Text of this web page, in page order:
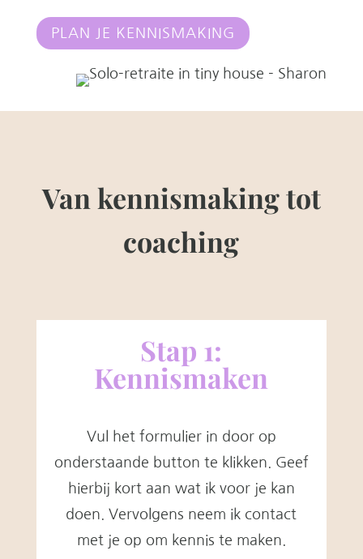
PLAN JE KENNISMAKING
Van kennismaking tot
coaching
Stap 1:
Kennismaken
Vul het formulier in door op
onderstaande button te klikken. Geef
hierbij kort aan wat ik voor je kan
doen. Vervolgens neem ik contact
met je op om kennis te maken.